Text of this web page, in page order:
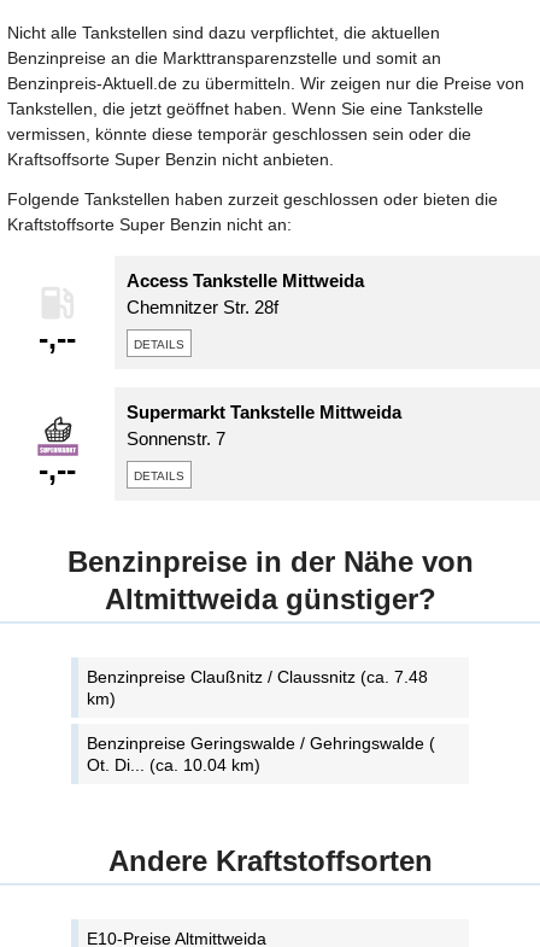
Nicht alle Tankstellen sind dazu verpflichtet, die aktuellen
Benzinpreise an die Markttransparenzstelle und somit an
Benzinpreis-Aktuell.de zu übermitteln. Wir zeigen nur die Preise von
Tankstellen, die jetzt geöffnet haben. Wenn Sie eine Tankstelle
vermissen, könnte diese temporär geschlossen sein oder die
Kraftsoffsorte Super Benzin nicht anbieten.
Folgende Tankstellen haben zurzeit geschlossen oder bieten die
Kraftstoffsorte Super Benzin nicht an:
-,--
Access Tankstelle Mittweida
Chemnitzer Str. 28f
details
-,--
Supermarkt Tankstelle Mittweida
Sonnenstr. 7
details
Benzinpreise in der Nähe von
Altmittweida günstiger?
Benzinpreise Claußnitz / Claussnitz (ca. 7.48
km)
Benzinpreise Geringswalde / Gehringswalde (
Ot. Di... (ca. 10.04 km)
Andere Kraftstoffsorten
E10-Preise Altmittweida